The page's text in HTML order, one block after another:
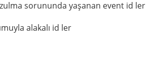
sorununda yaşanan event id ler
alakalı id ler